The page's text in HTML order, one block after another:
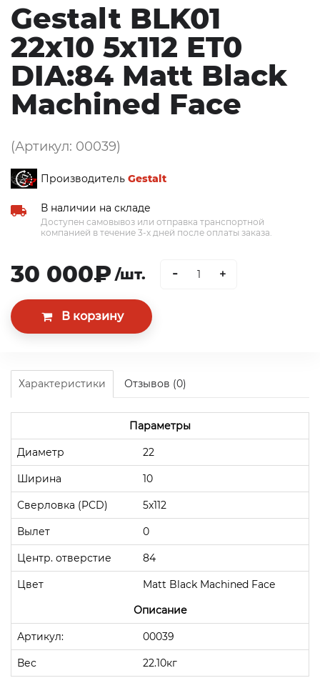
Gestalt BLK01
22x10 5x112 ET0
DIA:84 Matt Black
Machined Face
(Артикул: 00039)
ПроизводительGestalt
В наличии на складе
Доступен самовывоз или отправка транспортной
компанией в течение 3-х дней после оплаты заказа.
30 000₽ /шт. - +
Характеристики Отзывов (0)
Параметры
Диаметр 22
Ширина 10
Сверловка (PCD) 5x112
Вылет 0
Центр. отверстие 84
Цвет
Matt Black Machined Face
Описание
Артикул: 00039
Вес 22.10кг